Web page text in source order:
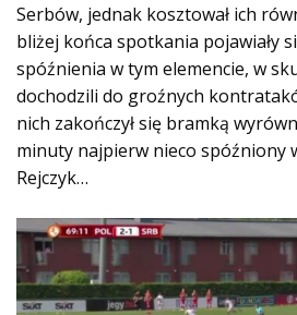
Serbów, jednak kosztował ich
bliżej końca spotkania pojawiały
spóźnienia w tym elemencie, w
dochodzili do groźnych
nich zakończył się bramką
minuty najpierw nieco spóźniony
Rejczyk…